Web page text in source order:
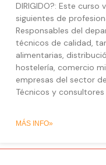
DIRIGIDO?: Este
siguientes de
Responsables del
técnicos de calidad,
alimentarias,
hostelería, comercio
empresas del sector
Técnicos y
MÁS INFO»